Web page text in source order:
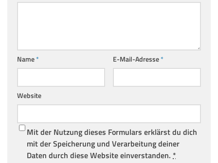
Name* E-Mail-Adresse*
Website
Mit der Nutzung dieses Formulars erklärst du dich
mit der Speicherung und Verarbeitung deiner
Daten durch diese Website einverstanden. *